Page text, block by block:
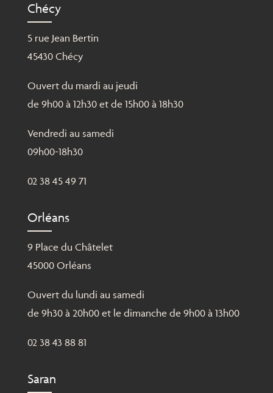
Chécy
5 rue Jean Bertin
45430 Chécy
Ouvert du mardi au jeudi
de 9h00 à 12h30 et de 15h00 à 18h30
Vendredi au samedi
09h00-18h30
02 38 45 49 71
Orléans
9 Place du Châtelet
45000 Orléans
Ouvert du lundi au samedi
de 9h30 à 20h00 et le dimanche de 9h00 à 13h00
02 38 43 88 81
Saran